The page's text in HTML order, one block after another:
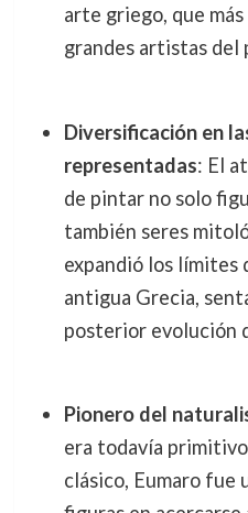
arte griego, que
grandes artistas del
Diversificación en
representadas: El
de pintar no solo
también seres
expandió los límites
antigua Grecia,
posterior evolución
Pionero del
era todavía
clásico, Eumaro fue